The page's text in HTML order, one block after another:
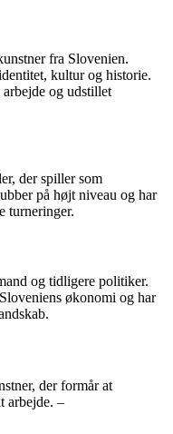
fra Slovenien.
kultur og historie.
og udstillet
der spiller som
på højt niveau og har
turneringer.
og tidligere politiker.
økonomi og har
der formår at
arbejde. –